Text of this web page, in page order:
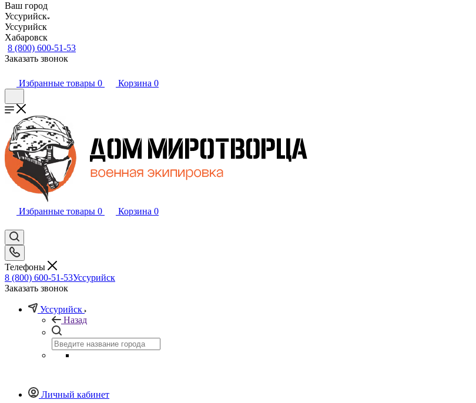
Ваш город
Уссурийск
Уссурийск
Хабаровск
8 (800) 600-51-53
Заказать звонок
Избранные товары 0 Корзина 0
Избранные товары 0 Корзина 0
Телефоны
8 (800) 600-51-53Уссурийск
Заказать звонок
Уссурийск
Назад
Личный кабинет